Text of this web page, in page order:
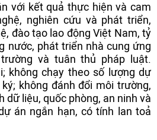
với kết quả thực hiện và cam
nghiên cứu và phát triển,
đào tạo lao động Việt Nam, tỷ
nước, phát triển nhà cung ứng
và tuân thủ pháp luật.
không chạy theo số lượng dự
không đánh đổi môi trường,
dữ liệu, quốc phòng, an ninh và
án ngắn hạn, có tính lan toả